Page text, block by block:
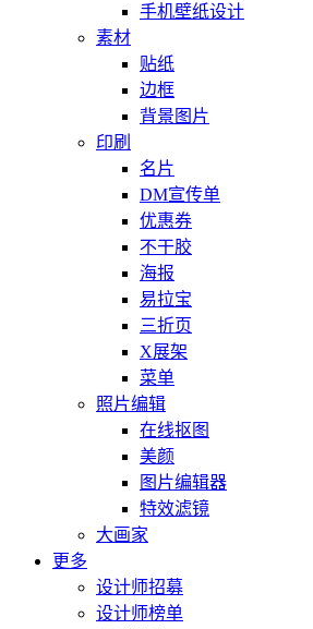
手机壁纸设计
素材
贴纸
边框
背景图片
印刷
名片
DM宣传单
优惠券
不干胶
海报
易拉宝
三折页
X展架
菜单
照片编辑
在线抠图
美颜
图片编辑器
特效滤镜
大画家
更多
设计师招募
设计师榜单